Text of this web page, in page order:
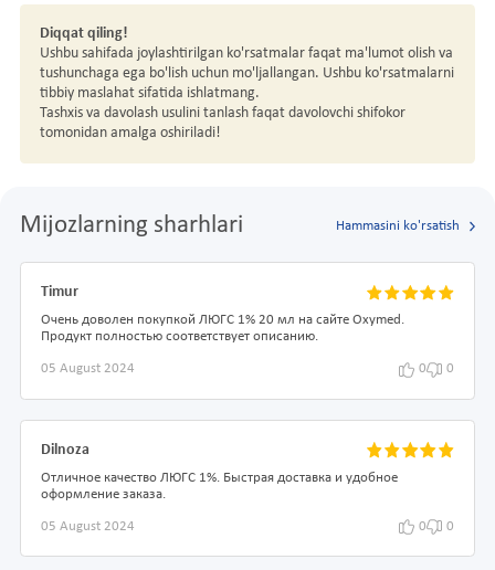
Diqqat qiling!
Ushbu sahifada joylashtirilgan ko'rsatmalar faqat ma'lumot olish va
tushunchaga ega bo'lish uchun mo'ljallangan. Ushbu ko'rsatmalarni
tibbiy maslahat sifatida ishlatmang.
Tashxis va davolash usulini tanlash faqat davolovchi shifokor
tomonidan amalga oshiriladi!
Mijozlarning sharhlari Hammasini ko'rsatish
Timur
Очень доволен покупкой ЛЮГС 1% 20 мл на сайте Oxymed.
Продукт полностью соответствует описанию.
05 August 2024 0 0
Dilnoza
Отличное качество ЛЮГС 1%. Быстрая доставка и удобное
оформление заказа.
05 August 2024 0 0